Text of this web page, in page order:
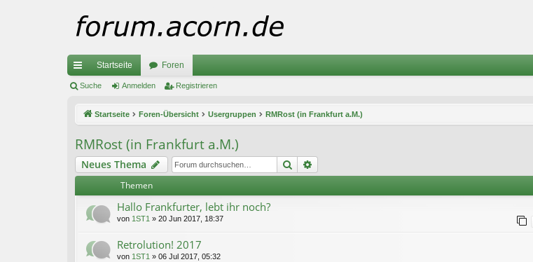
ch
ug
riff
Startseite Foren
Suche Anmelden Registrieren
Startseite Foren-Übersicht Usergruppen RMRost (in Frankfurt a.M.)
RMRost (in Frankfurt a.M.)
Neues Thema Suche
Themen
Hallo Frankfurter, lebt ihr noch?
von 1ST1 » 20 Jun 2017, 18:37
Retrolution! 2017
von 1ST1 » 06 Jul 2017, 05:32